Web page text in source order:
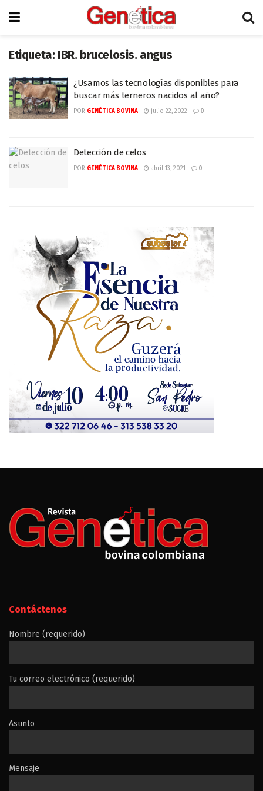
Etiqueta: IBR. brucelosis. angus
¿Usamos las tecnologías disponibles para
buscar más terneros nacidos al año?
POR GENÉTICA BOVINA julio 22, 2022 0
Detección de celos
POR GENÉTICA BOVINA abril 13, 2021 0
Contáctenos
Nombre (requerido)
Tu correo electrónico (requerido)
Asunto
Mensaje